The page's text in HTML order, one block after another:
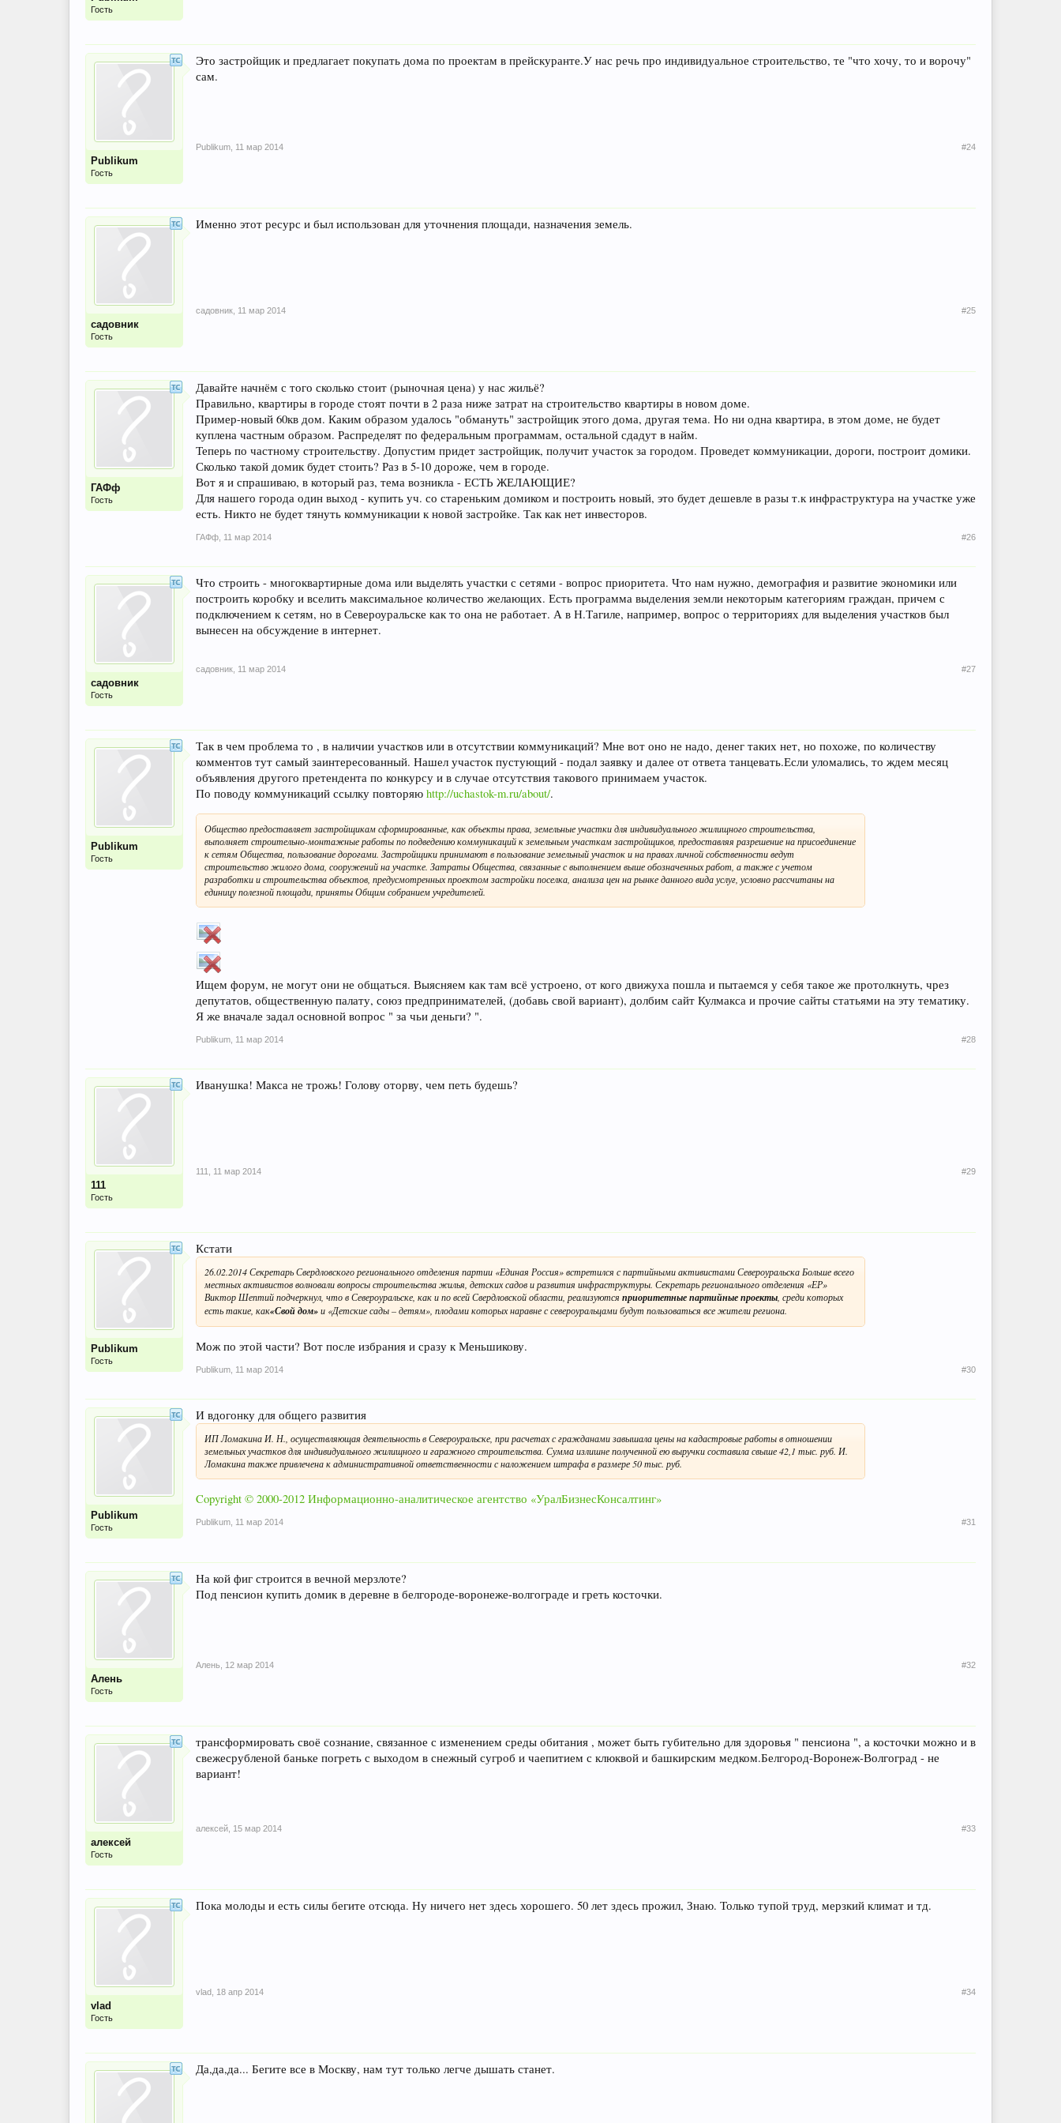
Гость
Publikum
Гость
Это застройщик и предлагает покупать дома по проектам в прейскуранте.У нас речь про индивидуальное строительство, те "что хочу, то и ворочу"
сам.
Publikum 11 мар 2014 #24
садовник
Гость
Именно этот ресурс и был использован для уточнения площади, назначения земель.
садовник 11 мар 2014 #25
ГАФф
Гость
Давайте начнём с того сколько стоит (рыночная цена) у нас жильё?
Правильно, квартиры в городе стоят почти в 2 раза ниже затрат на строительство квартиры в новом доме.
Пример-новый 60кв дом. Каким образом удалось "обмануть" застройщик этого дома, другая тема. Но ни одна квартира, в этом доме, не будет
куплена частным образом. Распределят по федеральным программам, остальной сдадут в найм.
Теперь по частному строительству. Допустим придет застройщик, получит участок за городом. Проведет коммуникации, дороги, построит домики.
Сколько такой домик будет стоить? Раз в 5-10 дороже, чем в городе.
Вот я и спрашиваю, в который раз, тема возникла - ЕСТЬ ЖЕЛАЮЩИЕ?
Для нашего города один выход - купить уч. со стареньким домиком и построить новый, это будет дешевле в разы т.к инфраструктура на участке уже
есть. Никто не будет тянуть коммуникации к новой застройке. Так как нет инвесторов.
ГАФф 11 мар 2014 #26
садовник
Гость
Что строить - многоквартирные дома или выделять участки с сетями - вопрос приоритета. Что нам нужно, демография и развитие экономики или
построить коробку и вселить максимальное количество желающих. Есть программа выделения земли некоторым категориям граждан, причем с
подключением к сетям, но в Североуральске как то она не работает. А в Н.Тагиле, например, вопрос о территориях для выделения участков был
вынесен на обсуждение в интернет.
садовник 11 мар 2014 #27
Publikum
Гость
Так в чем проблема то , в наличии участков или в отсутствии коммуникаций? Мне вот оно не надо, денег таких нет, но похоже, по количеству
комментов тут самый заинтересованный. Нашел участок пустующий - подал заявку и далее от ответа танцевать.Если уломались, то ждем месяц
объявления другого претендента по конкурсу и в случае отсутствия такового принимаем участок.
По поводу коммуникаций ссылку повторяю http://uchastok-m.ru/about/.
Общество предоставляет застройщикам сформированные, как объекты права, земельные участки для индивидуального жилищного строительства,
выполняет строительно-монтажные работы по подведению коммуникаций к земельным участкам застройщиков, предоставляя разрешение на присоединение
к сетям Общества, пользование дорогами. Застройщики принимают в пользование земельный участок и на правах личной собственности ведут
строительство жилого дома, сооружений на участке. Затраты Общества, связанные с выполнением выше обозначенных работ, а также с учетом
разработки и строительства объектов, предусмотренных проектом застройки поселка, анализа цен на рынке данного вида услуг, условно рассчитаны на
единицу полезной площади, приняты Общим собранием учредителей.
Ищем форум, не могут они не общаться. Выясняем как там всё устроено, от кого движуха пошла и пытаемся у себя такое же протолкнуть, чрез
депутатов, общественную палату, союз предпринимателей, (добавь свой вариант), долбим сайт Кулмакса и прочие сайты статьями на эту тематику.
Я же вначале задал основной вопрос " за чьи деньги? ".
Publikum 11 мар 2014 #28
111
Гость
Иванушка! Макса не трожь! Голову оторву, чем петь будешь?
111 11 мар 2014 #29
Publikum
Гость
Кстати
26.02.2014 Секретарь Свердловского регионального отделения партии «Единая Россия» встретился с партийными активистами Североуральска Больше всего
местных активистов волновали вопросы строительства жилья, детских садов и развития инфраструктуры. Секретарь регионального отделения «ЕР»
Виктор Шептий подчеркнул, что в Североуральске, как и по всей Свердловской области, реализуются приоритетные партийные проекты, среди которых
есть такие, как«Свой дом»и «Детские сады – детям», плодами которых наравне с североуральцами будут пользоваться все жители региона.
Мож по этой части? Вот после избрания и сразу к Меньшикову.
Publikum 11 мар 2014 #30
Publikum
Гость
И вдогонку для общего развития
ИП Ломакина И. Н., осуществляющая деятельность в Североуральске, при расчетах с гражданами завышала цены на кадастровые работы в отношении
земельных участков для индивидуального жилищного и гаражного строительства. Сумма излишне полученной ею выручки составила свыше 42,1 тыс. руб. И.
Ломакина также привлечена к административной ответственности с наложением штрафа в размере 50 тыс. руб.
Copyright © 2000-2012 Информационно-аналитическое агентство «УралБизнесКонсалтинг»
Publikum 11 мар 2014 #31
Алень
Гость
На кой фиг строится в вечной мерзлоте?
Под пенсион купить домик в деревне в белгороде-воронеже-волгограде и греть косточки.
Алень 12 мар 2014 #32
алексей
Гость
трансформировать своё сознание, связанное с изменением среды обитания , может быть губительно для здоровья " пенсиона ", а косточки можно и в
свежесрубленой баньке погреть с выходом в снежный сугроб и чаепитием с клюквой и башкирским медком.Белгород-Воронеж-Волгоград - не
вариант!
алексей 15 мар 2014 #33
vlad
Гость
Пока молоды и есть силы бегите отсюда. Ну ничего нет здесь хорошего. 50 лет здесь прожил, Знаю. Только тупой труд, мерзкий климат и тд.
vlad 18 апр 2014 #34
Да,да,да... Бегите все в Москву, нам тут только легче дышать станет.